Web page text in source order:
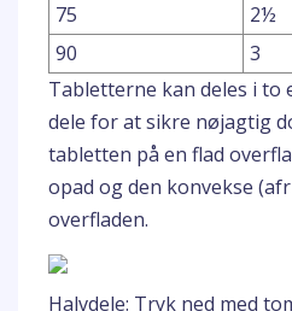
75
2½
90
3
Tabletterne kan deles i to
dele for at sikre nøjagtig
tabletten på en flad
opad og den konvekse
overfladen.
Halvdele: Tryk ned med